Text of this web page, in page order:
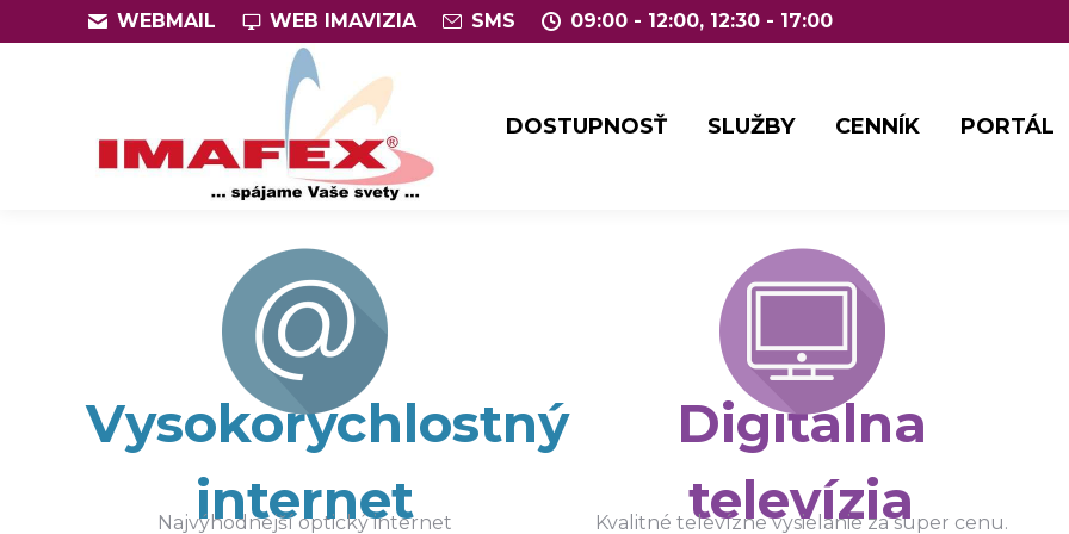
WEBMAIL WEB IMAVIZIA SMS 09:00 - 12:00, 12:30 - 17:00
DOSTUPNOSŤ SLUŽBY CENNÍK PORTÁL
Vysokorýchlostný
internet
Najvýhodnejší optický internet
Digitálna
televízia
Kvalitné televízne vysielanie za super cenu.